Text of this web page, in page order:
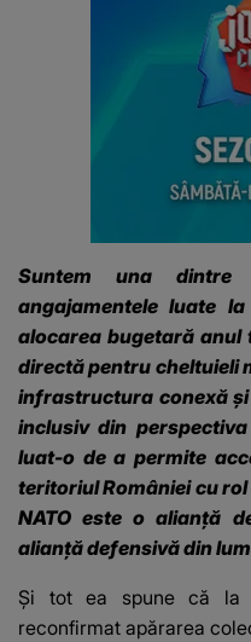
Suntem una
angajamentele luate
alocarea bugetară
directă pentru cheltuieli
infrastructura conexă și
inclusiv din
luat-o de a permite
teritoriul României cu
NATO este o alianță
alianță defensivă din
Și tot ea spune că la
reconfirmat apărarea